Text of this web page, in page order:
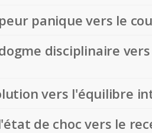
panique vers le
disciplinaire
vers l'équilibre
de choc vers le